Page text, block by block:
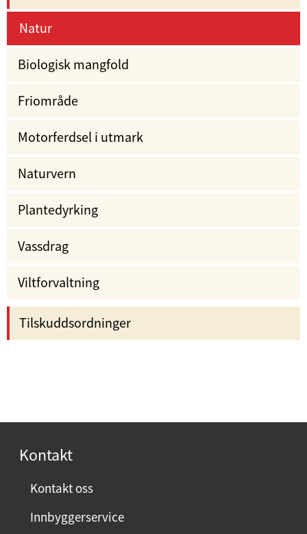
Natur
Biologisk mangfold
Friområde
Motorferdsel i utmark
Naturvern
Plantedyrking
Vassdrag
Viltforvaltning
Tilskuddsordninger
Kontakt
Kontakt oss
Innbyggerservice